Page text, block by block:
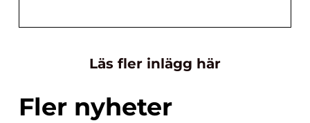
Läs fler inlägg här
Fler nyheter